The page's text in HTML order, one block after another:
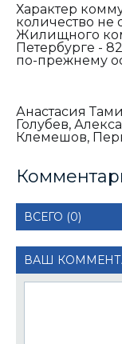
Характер
количество не
Жилищного
Петербурге -
по-прежнему
Анастасия
Голубев,
Клемешов,
ВСЕГО (0)
ВАШ